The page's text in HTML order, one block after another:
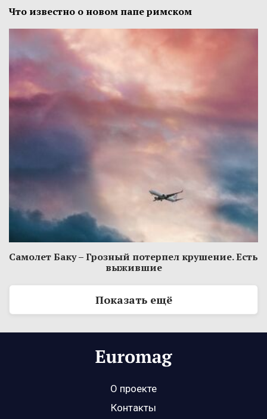
Что известно о новом папе римском
Самолет Баку – Грозный потерпел крушение. Есть
выжившие
Показать ещё
О проекте
Контакты